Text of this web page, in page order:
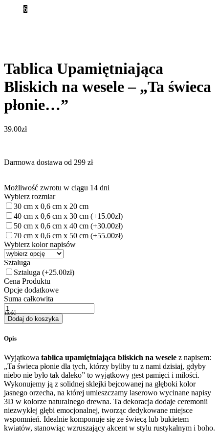
6
Tablica Upamiętniająca
Bliskich na wesele – „Ta świeca
płonie…”
39.00zł
Darmowa dostawa od 299 zł
Możliwość zwrotu w ciągu 14 dni
Wybierz rozmiar
30 cm x 0,6 cm x 20 cm
40 cm x 0,6 cm x 30 cm (+15.00zł)
50 cm x 0,6 cm x 40 cm (+30.00zł)
70 cm x 0,6 cm x 50 cm (+55.00zł)
Wybierz kolor napisów
Sztaluga
Sztaluga (+25.00zł)
Cena Produktu
Opcje dodatkowe
Suma całkowita
ilość
ilość
Tablica
Upamiętniająca
na
–
„Ta
świeca
płonie...”
Dodaj do koszyka
Opis
Wyjątkowa tablica upamiętniająca bliskich na wesele z napisem:
„Ta świeca płonie dla tych, którzy byliby tu z nami dzisiaj, gdyby
niebo nie było tak daleko” to wyjątkowy gest pamięci i miłości.
Wykonujemy ją z solidnej sklejki bejcowanej na głęboki kolor
jasnego orzecha, na której umieszczamy laserowo wycinane napisy
3D w kolorze naturalnego drewna. Ta dekoracja dodaje ceremonii
niezwykłej głębi emocjonalnej, tworząc dedykowane miejsce
wspomnień. Idealnie komponuje się ze świecą lub bukietem
kwiatów, stanowiąc wzruszający akcent w stylu rustykalnym i boho.